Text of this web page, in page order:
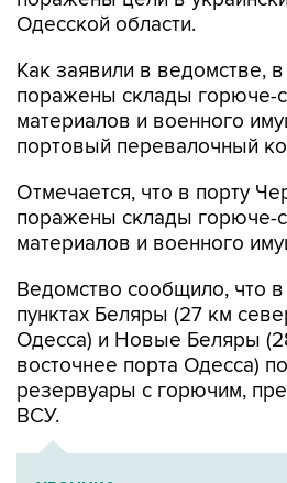
Одесской области.
Как заявили в ведомстве,
поражены склады горюче-
материалов и военного
портовый перевалочный
Отмечается, что в порту
поражены склады горюче-
материалов и военного
Ведомство сообщило, что
пунктах Беляры (27 км
Одесса) и Новые Беляры
восточнее порта Одесса)
резервуары с горючим,
ВСУ.